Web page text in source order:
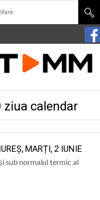
calendar
MARȚI, 2 IUNIE
sub normalul termic al